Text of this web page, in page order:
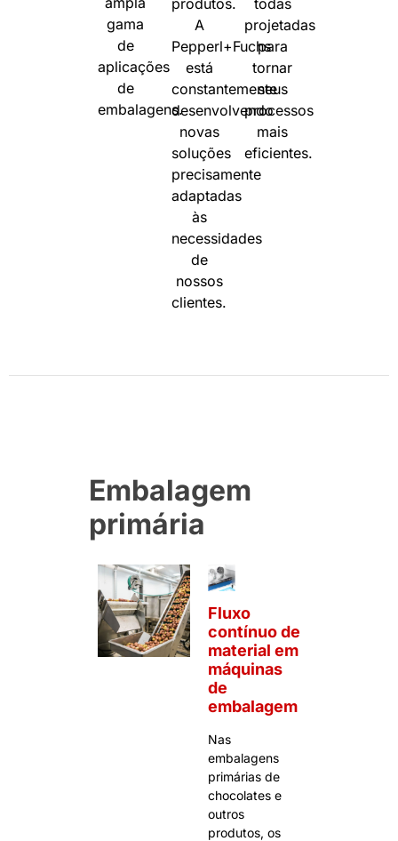
gama
de
aplicações
de
embalagens.
produtos.
A
Pepperl+Fuchs
está
constantemente
desenvolvendo
novas
soluções
precisamente
adaptadas
às
necessidades
de
nossos
clientes.
todas
projetadas
para
tornar
seus
processos
mais
eficientes.
Embalagem
primária
Fluxo
contínuo de
material em
máquinas
de
embalagem
Nas
embalagens
primárias de
chocolates e
outros
produtos, os